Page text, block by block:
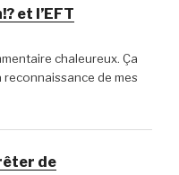
et l’EFT
chaleureux. Ça
de mes
de